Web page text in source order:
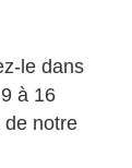
le dans
à 16
de notre